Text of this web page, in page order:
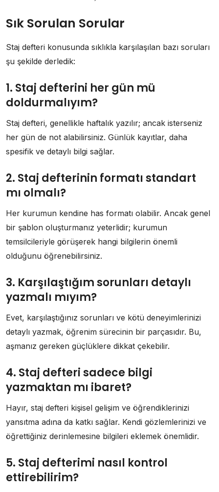
Sık Sorulan Sorular
Staj defteri konusunda sıklıkla karşılaşılan bazı soruları
şu şekilde derledik:
1. Staj defterini her gün mü
doldurmalıyım?
Staj defteri, genellikle haftalık yazılır; ancak isterseniz
her gün de not alabilirsiniz. Günlük kayıtlar, daha
spesifik ve detaylı bilgi sağlar.
2. Staj defterinin formatı standart
mı olmalı?
Her kurumun kendine has formatı olabilir. Ancak genel
bir şablon oluşturmanız yeterlidir; kurumun
temsilcileriyle görüşerek hangi bilgilerin önemli
olduğunu öğrenebilirsiniz.
3. Karşılaştığım sorunları detaylı
yazmalı mıyım?
Evet, karşılaştığınız sorunları ve kötü deneyimlerinizi
detaylı yazmak, öğrenim sürecinin bir parçasıdır. Bu,
aşmanız gereken güçlüklere dikkat çekebilir.
4. Staj defteri sadece bilgi
yazmaktan mı ibaret?
Hayır, staj defteri kişisel gelişim ve öğrendiklerinizi
yansıtma adına da katkı sağlar. Kendi gözlemlerinizi ve
öğrettiğiniz derinlemesine bilgileri eklemek önemlidir.
5. Staj defterimi nasıl kontrol
ettirebilirim?